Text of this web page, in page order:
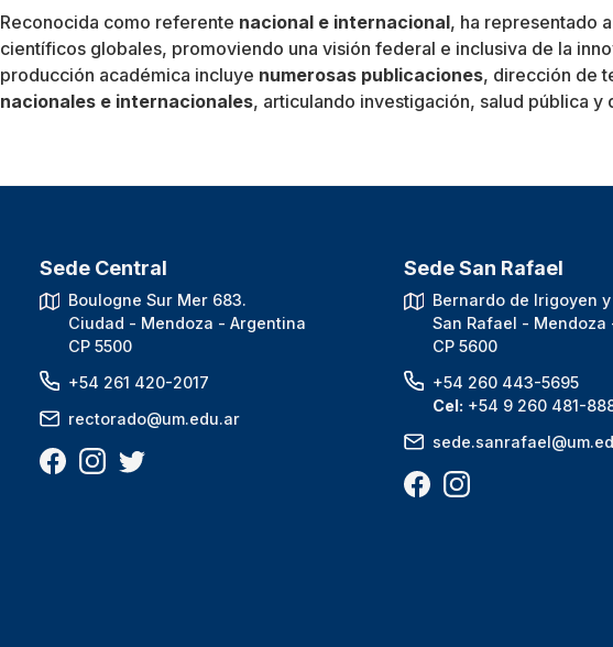
Reconocida como referente nacional e internacional, ha representado
científicos globales, promoviendo una visión federal e inclusiva de la
producción académica incluye numerosas publicaciones, dirección de
nacionales e internacionales, articulando investigación, salud pública y
Sede Central
Boulogne Sur Mer 683.
Ciudad - Mendoza - Argentina
CP 5500
+54 261 420-2017
rectorado@um.edu.ar
Sede San Rafael
Bernardo de Irigoyen y
San Rafael - Mendoza
CP 5600
+54 260 443-5695
Cel: +54 9 260 481-